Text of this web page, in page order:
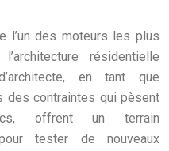
l’un des moteurs les plus
résidentielle
en tant que
des contraintes qui pèsent
offrent un terrain
tester de nouveaux